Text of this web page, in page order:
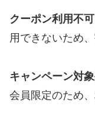
クーポン利用不可
用できないため
キャンペーン対
会員限定のため